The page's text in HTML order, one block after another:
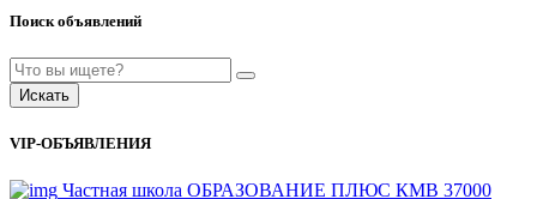
Поиск объявлений
Искать
VIP-ОБЪЯВЛЕНИЯ
Частная школа ОБРАЗОВАНИЕ ПЛЮС КМВ 37000